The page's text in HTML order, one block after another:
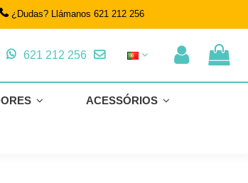
¿Dudas? Llámanos 621 212 256
621 212 256
ACESSÓRIOS
BLUE 500 |